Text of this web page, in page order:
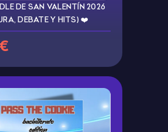
DE SAN VALENTÍN 2026
DEBATE Y HITS) ❤️